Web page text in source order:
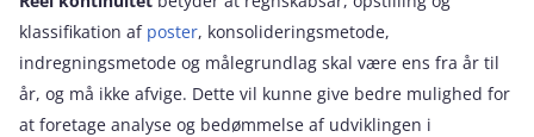
klassifikation af poster, konsolideringsmetode,
indregningsmetode og målegrundlag skal være ens fra år til
år, og må ikke afvige. Dette vil kunne give bedre mulighed for
at foretage analyse og bedømmelse af udviklingen i